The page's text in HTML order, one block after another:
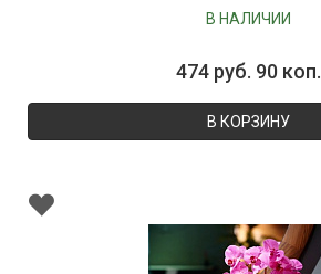
В НАЛИЧИИ
474 руб. 90 коп.
В КОРЗИНУ